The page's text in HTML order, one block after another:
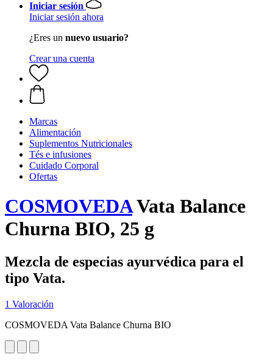
Iniciar sesión
Iniciar sesión ahora
¿Eres un nuevo usuario?
Crear una cuenta
Marcas
Alimentación
Suplementos Nutricionales
Tés e infusiones
Cuidado Corporal
Ofertas
COSMOVEDAVata Balance
Churna BIO, 25 g
Mezcla de especias ayurvédica para el
tipo Vata.
1 Valoración
COSMOVEDA Vata Balance Churna BIO